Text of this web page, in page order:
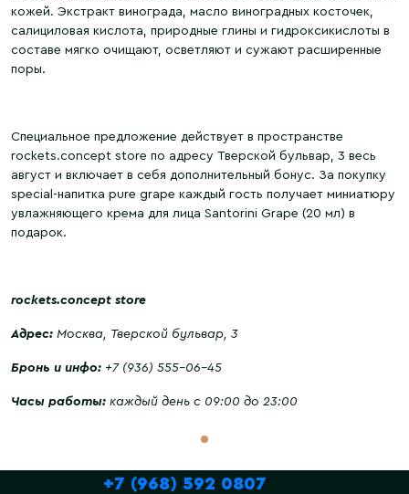
кожей. Экстракт винограда, масло виноградных косточек,
салициловая кислота, природные глины и гидроксикислоты в
составе мягко очищают, осветляют и сужают расширенные
поры.
Специальное предложение действует в пространстве
rockets.concept store по адресу Тверской бульвар, 3 весь
август и включает в себя дополнительный бонус. За покупку
special-напитка pure grape каждый гость получает миниатюру
увлажняющего крема для лица Santorini Grape (20 мл) в
подарок.
rockets.concept store
Адрес: Москва, Тверской бульвар, 3
Бронь и инфо: +7 (936) 555-06-45
Часы работы: каждый день с 09:00 до 23:00
+7 (968) 592 0807